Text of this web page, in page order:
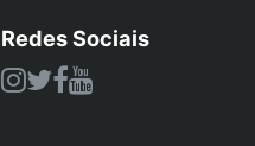
Redes Sociais